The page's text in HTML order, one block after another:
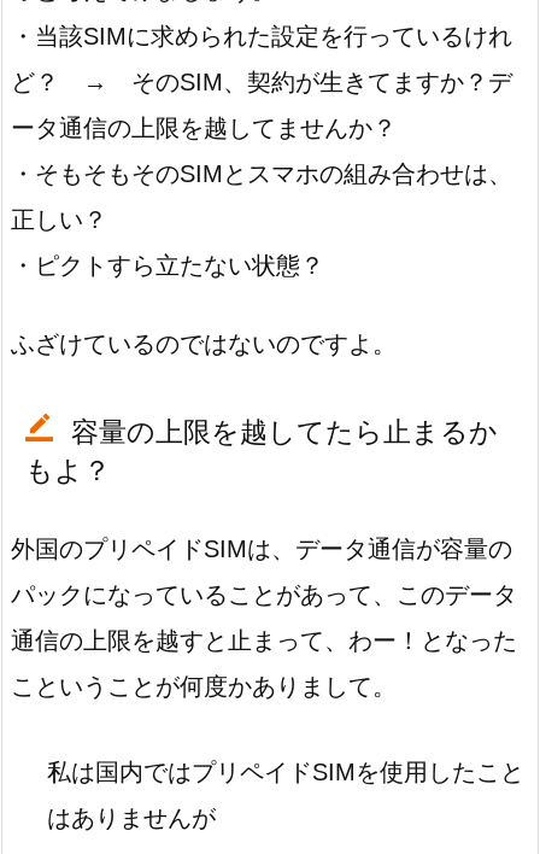
・当該SIMに求められた設定を行っているけれ
ど？ → そのSIM、契約が生きてますか？デ
ータ通信の上限を越してませんか？
・そもそもそのSIMとスマホの組み合わせは、
正しい？
・ピクトすら立たない状態？
ふざけているのではないのですよ。
容量の上限を越してたら止まるか
もよ？
外国のプリペイドSIMは、データ通信が容量の
パックになっていることがあって、このデータ
通信の上限を越すと止まって、わー！となった
こということが何度かありまして。
私は国内ではプリペイドSIMを使用したこと
はありませんが